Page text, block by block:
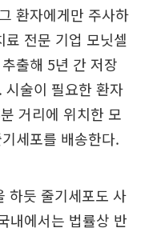
환자에게만 주사하
전문 기업 모닛셀
출해 5년 간 저장
시술이 필요한 환자
거리에 위치한 모
세포를 배송한다.
하듯 줄기세포도 사
내에서는 법률상 반